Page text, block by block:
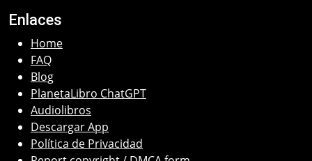
Enlaces
Home
FAQ
Blog
PlanetaLibro ChatGPT
Audiolibros
Descargar App
Política de Privacidad